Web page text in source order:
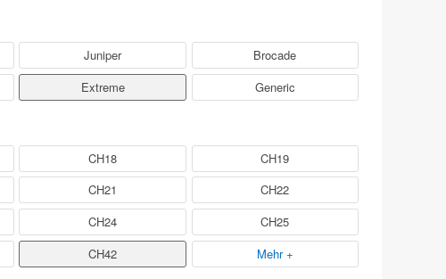
Juniper
Brocade
Extreme Generic
CH18
CH19
CH21
CH22
CH24
CH25
CH42 Mehr +